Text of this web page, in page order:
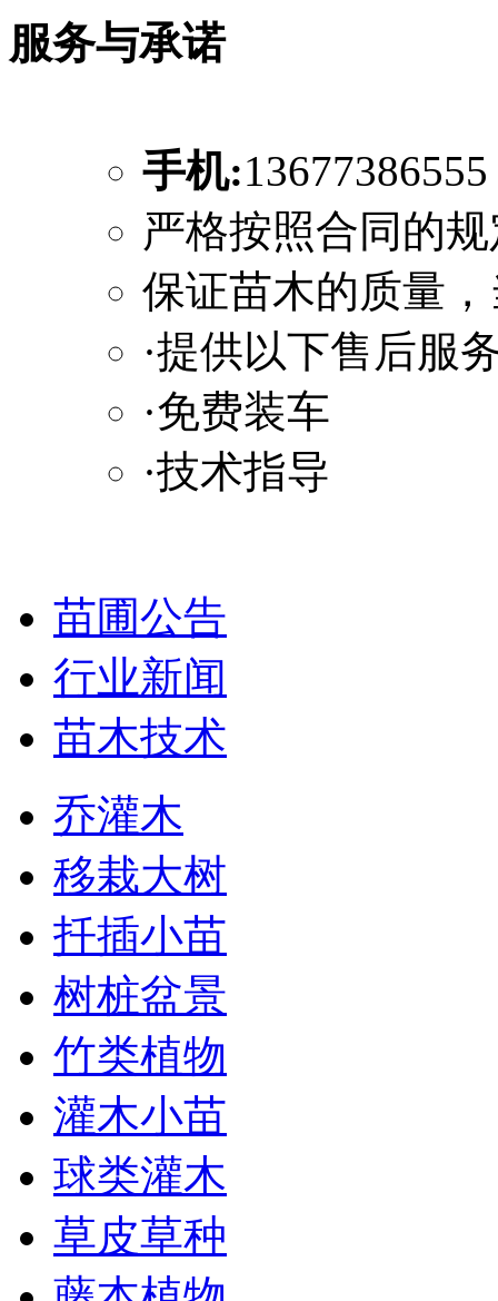
服务与承诺
手机:
严格按照合同的
保证苗木的质量
·提供以下售后服
·免费装车
·技术指导
苗圃公告
行业新闻
苗木技术
乔灌木
移栽大树
扦插小苗
树桩盆景
竹类植物
灌木小苗
球类灌木
草皮草种